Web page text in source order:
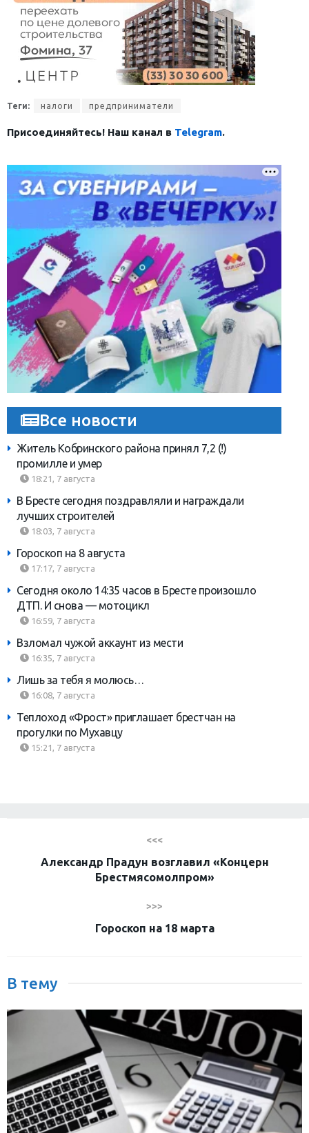
Теги: налоги предприниматели
Присоединяйтесь! Наш канал в Telegram.
Все новости
Житель Кобринского района принял 7,2 (!)
промилле и умер
18:21, 7 августа
В Бресте сегодня поздравляли и награждали
лучших строителей
18:03, 7 августа
Гороскоп на 8 августа
17:17, 7 августа
Сегодня около 14:35 часов в Бресте произошло
ДТП. И снова — мотоцикл
16:59, 7 августа
Взломал чужой аккаунт из мести
16:35, 7 августа
Лишь за тебя я молюсь…
16:08, 7 августа
Теплоход «Фрост» приглашает брестчан на
прогулки по Мухавцу
15:21, 7 августа
<<<
Александр Прадун возглавил «Концерн
Брестмясомолпром»
>>>
Гороскоп на 18 марта
В тему